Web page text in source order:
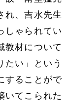
れ、吉水先生
しゃられてい
教材について
たい」という
することがで
いてこられた